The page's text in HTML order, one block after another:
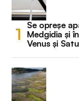
Se opreșe
Medgidia și
Venus și